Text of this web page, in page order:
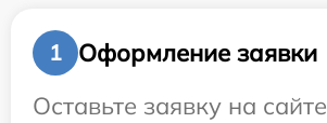
1
Оформление заявки
Оставьте заявку на сайте